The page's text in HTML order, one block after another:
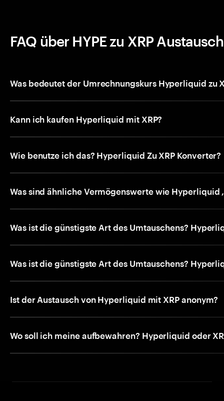
FAQ über HYPE zu XRP Austausch
Was bedeutet der Umrechnungskurs Hyperliquid zu
Kann ich kaufen Hyperliquid mit XRP?
Wie benutze ich das? Hyperliquid Zu XRP Konverter?
Was sind ähnliche Vermögenswerte wie Hyperliquid
Was ist die günstigste Art des Umtauschens?
Was ist die günstigste Art des Umtauschens?
Ist der Austausch von Hyperliquid mit XRP anonym?
Wo soll ich meine aufbewahren? Hyperliquid oder